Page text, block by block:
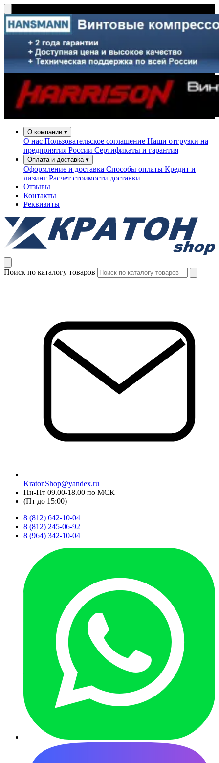
О компании ▾
О нас Пользовательское соглашение Наши отгрузки на
предприятия России Сертификаты и гарантия
Оплата и доставка ▾
Оформление и доставка Способы оплаты Кредит и
лизинг Расчет стоимости доставки
Отзывы
Контакты
Реквизиты
Поиск по каталогу товаров
KratonShop@yandex.ru
Пн-Пт 09.00-18.00 по МСК
(Пт до 15:00)
8 (812) 642-10-04
8 (812) 245-06-92
8 (964) 342-10-04